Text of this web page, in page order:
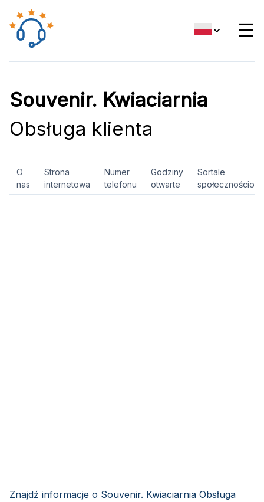
☰
Souvenir. Kwiaciarnia
Obsługa klienta
O
nas
Strona
internetowa
Numer
telefonu
Godziny
otwarte
Sortale
Znajdź informacje o Souvenir. Kwiaciarnia Obsługa